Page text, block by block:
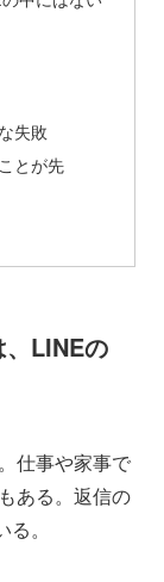
失敗
とが先
LINEの
仕事や家事で
ある。返信の
。